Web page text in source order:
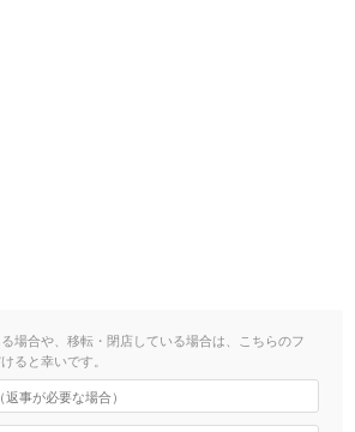
場合や、移転・閉店している場合は、こちらのフ
ると幸いです。